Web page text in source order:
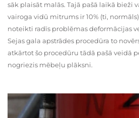
sāk plaisāt malās. Tajā pašā laikā bieži
vairoga vidū mitrums ir 10% (ti,
noteikti radīs problēmas deformācijas
Sejas gala apstrādes procedūra to
atkārtot šo procedūru tādā pašā veidā
nogriezis mēbeļu plāksni.